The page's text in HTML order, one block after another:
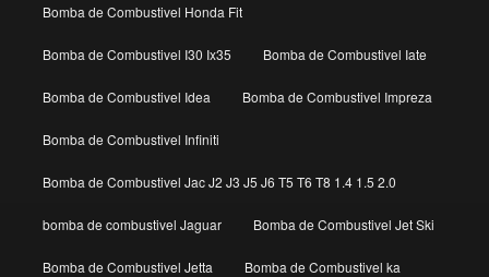
Bomba de Combustivel Honda Fit
Bomba de Combustivel I30 Ix35 Bomba de Combustivel Iate
Bomba de Combustivel Idea Bomba de Combustivel Impreza
Bomba de Combustivel Infiniti
Bomba de Combustivel Jac J2 J3 J5 J6 T5 T6 T8 1.4 1.5 2.0
bomba de combustivel Jaguar Bomba de Combustivel Jet Ski
Bomba de Combustivel Jetta Bomba de Combustivel ka